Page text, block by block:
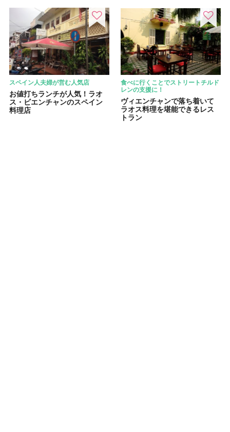
スペイン人夫婦が営む人気店
お値打ちランチが人気！ラオ
ス・ビエンチャンのスペイン
料理店
食べに行くことでストリートチルド
レンの支援に！
ヴィエンチャンで落ち着いて
ラオス料理を堪能できるレス
トラン